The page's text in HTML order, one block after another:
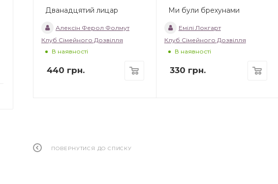
Дванадцятий лицар
Алексін Ферол Фолмут
Клуб Сімейного Дозвілля
В наявності
440 грн.
Ми були брехунами
Емілі Локгарт
Клуб Сімейного Дозвілля
В наявності
330 грн.
ПОВЕРНУТИСЯ ДО СПИСКУ